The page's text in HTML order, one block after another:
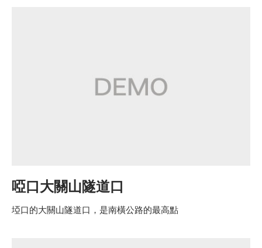
啞口大關山隧道口
埡口的大關山隧道口，是南橫公路的最高點